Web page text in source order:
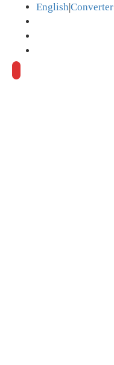
English|Converter